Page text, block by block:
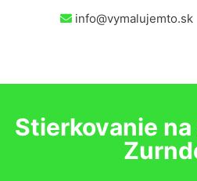
info@vymalujemto.sk
Stierkovanie